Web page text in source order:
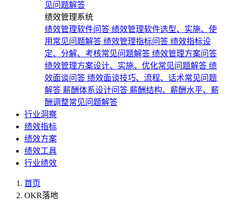
见问题解答
绩效管理系统
绩效管理软件问答 绩效管理软件选型、实施、使
用常见问题解答 绩效管理指标问答 绩效指标设
定、分解、考核常见问题解答 绩效管理方案问答
绩效管理方案设计、实施、优化常见问题解答 绩
效面谈问答 绩效面谈技巧、流程、话术常见问题
解答 薪酬体系设计问答 薪酬结构、薪酬水平、薪
酬调整常见问题解答
行业洞察
绩效指标
绩效方案
绩效工具
行业绩效
首页
OKR落地